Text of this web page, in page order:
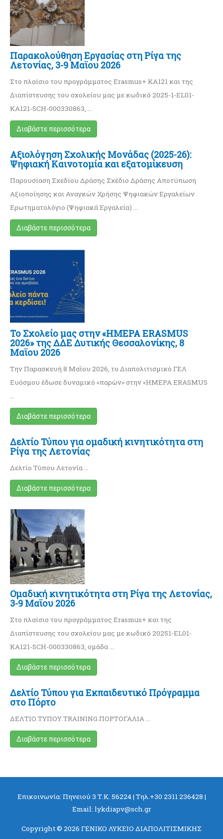
Παρακολούθηση Εργασίας στη Ρίγα της
Λετονίας, 3-9 Μαϊου 2026
Στο πλαίσιο του προγράμματος Erasmus+ KA121 και της
Διαπίστευσης του σχολείου μας με κωδικό 2025-1-EL01-
KA121-SCH-000330863, …
Διαβάστε περισσότερα
Αξιολόγηση Σχολικής Μονάδας (2025-26):
Ψηφιακή Καινοτομία και εξατομίκευση
Παρουσίαση Σχεδίου Δράσης Σχέδιο Δράσης Αποτύπωση
Αξιοποίησης και Αναγκών Χρήσης Ψηφιακών Εργαλείων
Ερωτηματολόγιο (Ψηφιακά Εργαλεία) …
Διαβάστε περισσότερα
Το Σχολείο μας στην «ΗΜΕΡΑ ERASMUS
2026» της ΔΔΕ Δυτικής Θεσσαλονίκης, 8
Μαϊου 2026
Την Παρασκευή 8 Μαΐου 2026, το Διαπολιτισμικό ΓΕΛ
Ευόσμου έδωσε δυναμικό «παρών» στην «ΗΜΕΡΑ ERASMUS
Διαβάστε περισσότερα
Δελτίο Τύπου για ομαδική κινητικότητα στη
Ρίγα της Λετονίας
Δελτίο Τύπου Λετονία …
Διαβάστε περισσότερα
Ομαδική κινητικότητα στη Ρίγα της Λετονίας,
3-9 Μαϊου 2026
Στο πλαίσιο του προγράμματος Erasmus+ και της
Διαπίστευσης του σχολείου μας με κωδικό 20251-EL01-
KA121-SCH-000330863, ομάδα …
Διαβάστε περισσότερα
Δελτίο Τύπου για Εκπαιδευτικό Πρόγραμμα
στο Πόρτο
ΔΕΛΤΙΟ.ΤΥΠΟΥ.TRAINING.ΠΟΡΤΟΓΑΛΙΑ …
Διαβάστε περισσότερα
Επικοινωνία: Πηνειού 3 Τ.Κ. 56224 | Τηλ.+30 2311 236428 |
Email: lykdiapv@sch.gr
Copyright © 2026 ΓΕΝΙΚΟ ΛΥΚΕΙΟ ΔΙΑΠΟΛΙΤΙΣΜΙΚΗΣ